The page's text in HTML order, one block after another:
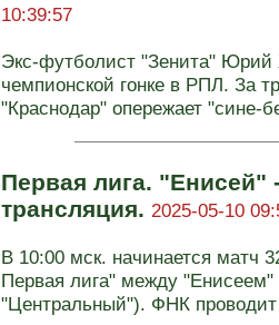
10:39:57
Экс-футболист "Зенита" Юрий
чемпионской гонке в РПЛ. За
"Краснодар" опережает "сине-
Первая лига.
трансляция. 2025-05-10
В 10:00 мск. начинается матч
Первая лига" между
"Центральный"). ФНК